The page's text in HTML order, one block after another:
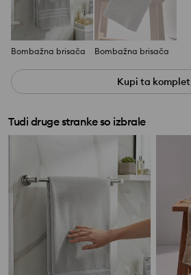
Bombažna brisača Bombažna brisača
Kupi ta komplet
Tudi druge stranke so izbrale